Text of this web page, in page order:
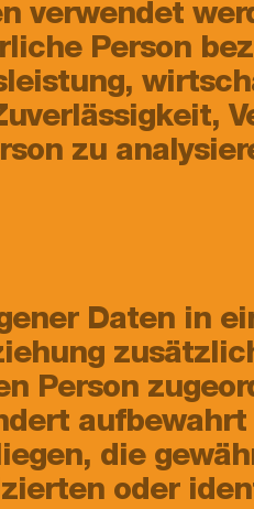
verwendet
Person
zu
Daten in
Person
aufbewahrt
die
oder